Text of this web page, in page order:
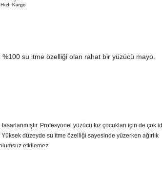
%100 su itme özelliği olan rahat bir yüzücü mayo.
Profesyonel yüzücü kız çocukları için de çok
düzeyde su itme özelliği sayesinde yüzerken ağırlık
etkilemez.